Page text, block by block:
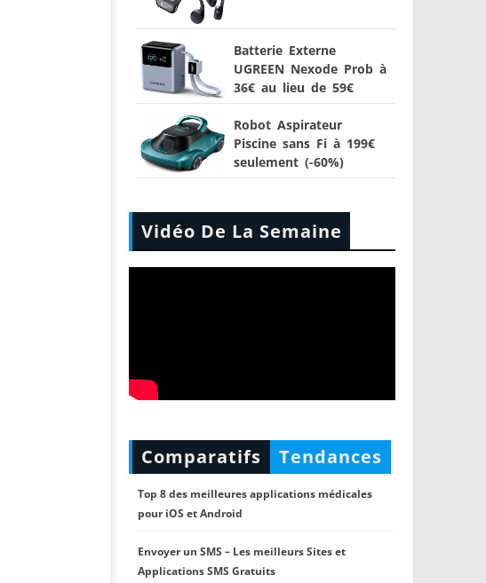
Batterie Externe
UGREEN Nexode Prob à
36€ au lieu de 59€
Robot Aspirateur
Piscine sans Fi à 199€
seulement (-60%)
Vidéo De La Semaine
Comparatifs Tendances
Top 8 des meilleures applications médicales
pour iOS et Android
Envoyer un SMS – Les meilleurs Sites et
Applications SMS Gratuits